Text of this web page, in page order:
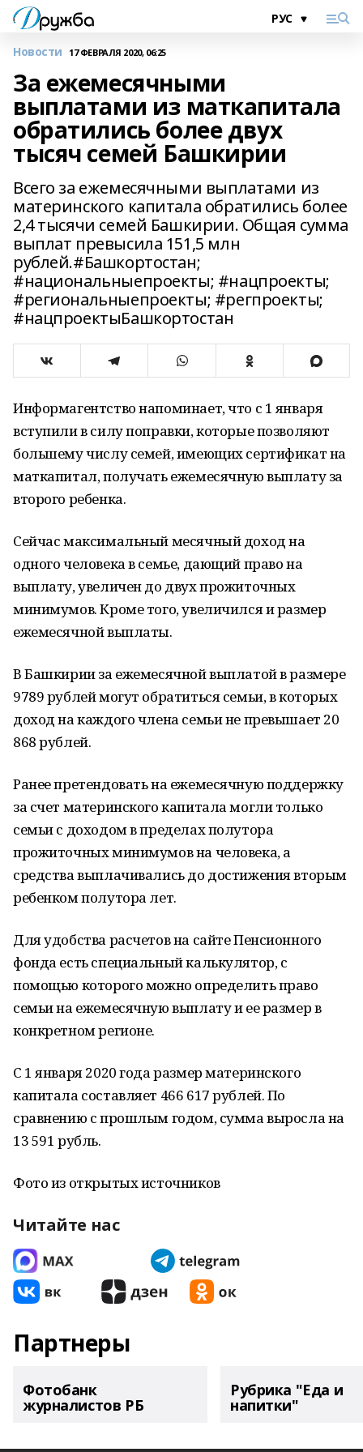
Новости 17 ФЕВРАЛЯ 2020, 06:25
За ежемесячными
выплатами из маткапитала
обратились более двух
тысяч семей Башкирии
Всего за ежемесячными выплатами из
материнского капитала обратились более
2,4 тысячи семей Башкирии. Общая сумма
выплат превысила 151,5 млн
рублей.#Башкортостан;
#национальныепроекты; #нацпроекты;
#региональныепроекты; #регпроекты;
#нацпроектыБашкортостан
Информагентство напоминает, что с 1 января
вступили в силу поправки, которые позволяют
большему числу семей, имеющих сертификат на
маткапитал, получать ежемесячную выплату за
второго ребенка.
Сейчас максимальный месячный доход на
одного человека в семье, дающий право на
выплату, увеличен до двух прожиточных
минимумов. Кроме того, увеличился и размер
ежемесячной выплаты.
В Башкирии за ежемесячной выплатой в размере
9789 рублей могут обратиться семьи, в которых
доход на каждого члена семьи не превышает 20
868 рублей.
Ранее претендовать на ежемесячную поддержку
за счет материнского капитала могли только
семьи с доходом в пределах полутора
прожиточных минимумов на человека, а
средства выплачивались до достижения вторым
ребенком полутора лет.
Для удобства расчетов на сайте Пенсионного
фонда есть специальный калькулятор, с
помощью которого можно определить право
семьи на ежемесячную выплату и ее размер в
конкретном регионе.
С 1 января 2020 года размер материнского
капитала составляет 466 617 рублей. По
сравнению с прошлым годом, сумма выросла на
13 591 рубль.
Фото из открытых источников
Читайте нас
Партнеры
Фотобанк
журналистов РБ
Рубрика "Еда и
напитки"